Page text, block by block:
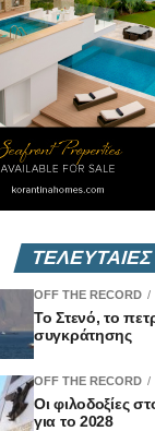
OFF THE RECORD
Το Στενό, το
συγκράτησης
OFF THE RECORD
Οι φιλοδοξίες
για το 2028